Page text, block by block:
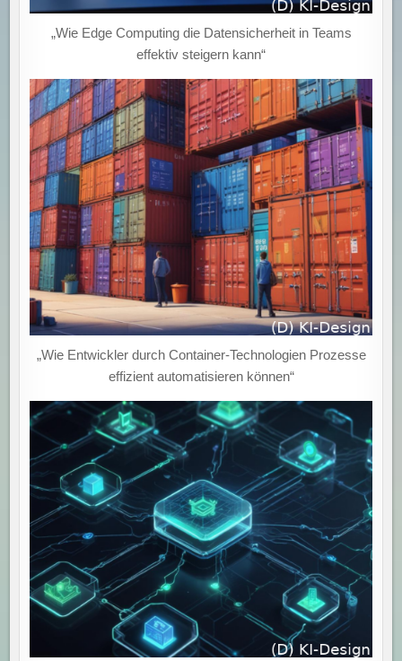
„Wie Edge Computing die Datensicherheit in Teams
effektiv steigern kann“
„Wie Entwickler durch Container-Technologien Prozesse
effizient automatisieren können“